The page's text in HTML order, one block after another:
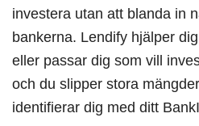
investera utan att blanda in
bankerna. Lendify hjälper
eller passar dig som vill
och du slipper stora
identifierar dig med ditt